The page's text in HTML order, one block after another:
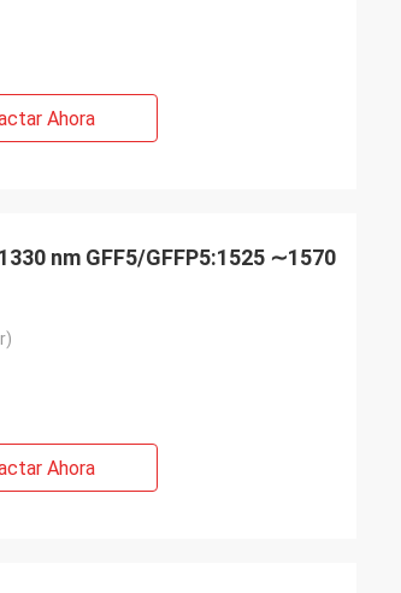
Ahora
nm GFF5/GFFP5:1525 ∼1570
Ahora